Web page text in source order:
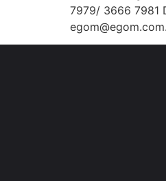
7979/ 3666 7981